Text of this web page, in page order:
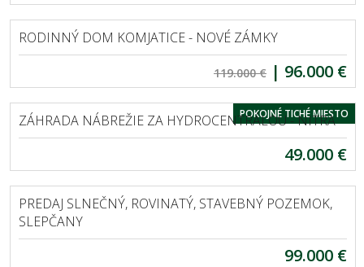
RODINNÝ DOM KOMJATICE - NOVÉ ZÁMKY
119.000 € | 96.000 €
POKOJNÉ TICHÉ MIESTO
EXKLUZÍVNE
ZÁHRADA NÁBREŽIE ZA HYDROCENTRÁLOU - NITRA
49.000 €
PREDAJ SLNEČNÝ, ROVINATÝ, STAVEBNÝ POZEMOK,
SLEPČANY
99.000 €
EXKLUZÍVNE